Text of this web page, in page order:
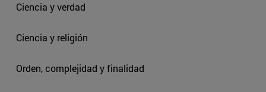
Ciencia y verdad
Ciencia y religión
Orden, complejidad y finalidad